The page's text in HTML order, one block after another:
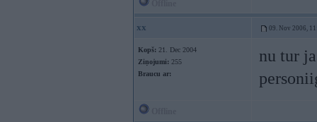
xx 09. Nov 2006,
Kopš: 21. Dec 2004
Ziņojumi: 255
Braucu ar:
nu tur